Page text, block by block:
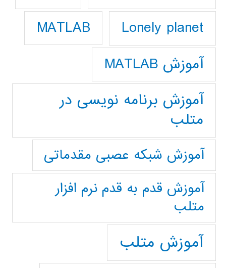
Lonely planet
MATLAB
آموزش MATLAB
آموزش برنامه نویسی در
متلب
آموزش شبکه عصبی مقدماتی
آموزش قدم به قدم نرم افزار
متلب
آموزش متلب